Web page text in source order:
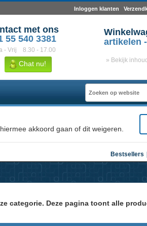
Inloggen klanten
met ons
55 540 3381
- Vrij 8.30 - 17.00
Chat nu!
artikelen -
» Bekijk inhoud
akkoord gaan of dit weigeren.
Bestsellers
categorie. Deze pagina toont alle